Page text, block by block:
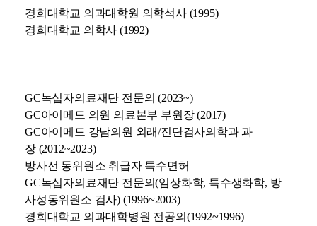
경희대학교 의과대학원 의학석사 (1995)
경희대학교 의학사 (1992)
GC녹십자의료재단 전문의 (2023~)
GC아이메드 의원 의료본부 부원장 (2017)
GC아이메드 강남의원 외래/진단검사의학과 과
장 (2012~2023)
방사선 동위원소 취급자 특수면허
GC녹십자의료재단 전문의(임상화학, 특수생화학, 방
사성동위원소 검사) (1996~2003)
경희대학교 의과대학병원 전공의(1992~1996)